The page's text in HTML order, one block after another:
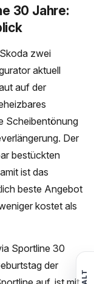
30 Jahre:
zwei
aktuell
auf der
Scheibentönung
Der
bestückten
ist das
beste Angebot
kostet als
Sportline 30
der